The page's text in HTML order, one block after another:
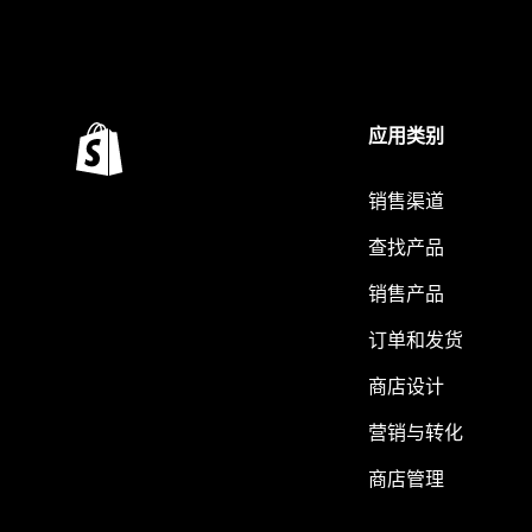
应用类别
销售渠道
查找产品
销售产品
订单和发货
商店设计
营销与转化
商店管理